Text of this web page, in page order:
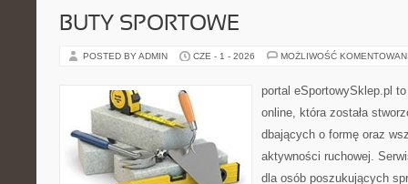
BUTY SPORTOWE
POSTED BY ADMIN CZE - 1 - 2026 MOŻLIWOŚĆ
portal eSportowySklep.pl
online, która została
dbających o formę oraz
aktywności ruchowej.
dla osób poszukujących